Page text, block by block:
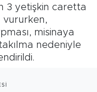
3 yetişkin caretta
vururken,
misinaya
nedeniyle